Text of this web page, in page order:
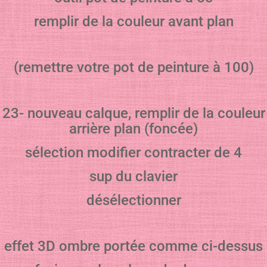
remplir de la couleur avant plan
(remettre votre pot de peinture à 100)
23- nouveau calque, remplir de la couleur
arrière plan (foncée)
sélection modifier contracter de 4
sup du clavier
désélectionner
effet 3D ombre portée comme ci-dessus